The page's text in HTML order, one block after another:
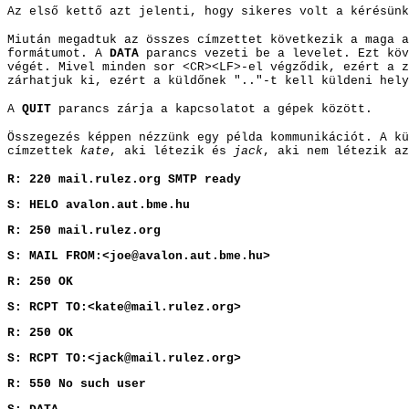
Az első kettő azt jelenti, hogy sikeres volt a
Miután megadtuk az összes címzettet következik a
formátumot. A DATA parancs vezeti be a levelet. Ezt
végét. Mivel minden sor <CR><LF>-el végződik, ezért a
zárhatjuk ki, ezért a küldőnek ".."-t kell küldeni
A QUIT parancs zárja a kapcsolatot a gépek között.
Összegezés képpen nézzünk egy példa kommunikációt. A
címzettek kate , aki létezik és jack, aki nem létezik az
R: 220 mail.rulez.org SMTP ready
S: HELO avalon.aut.bme.hu
R: 250 mail.rulez.org
S: MAIL FROM:<joe@avalon.aut.bme.hu>
R: 250 OK
S: RCPT TO:<kate@mail.rulez.org>
R: 250 OK
S: RCPT TO:<jack@mail.rulez.org>
R: 550 No such user